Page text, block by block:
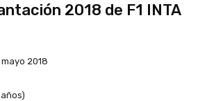
2018 de F1 INTA
2018